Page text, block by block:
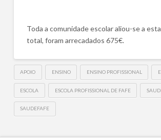
Toda a comunidade escolar aliou-se a
total, foram arrecadados 675€.
APOIO ENSINO ENSINO PROFISSIONAL
ESCOLA ESCOLA PROFISSIONAL DE FAFE
SAUDEFAFE